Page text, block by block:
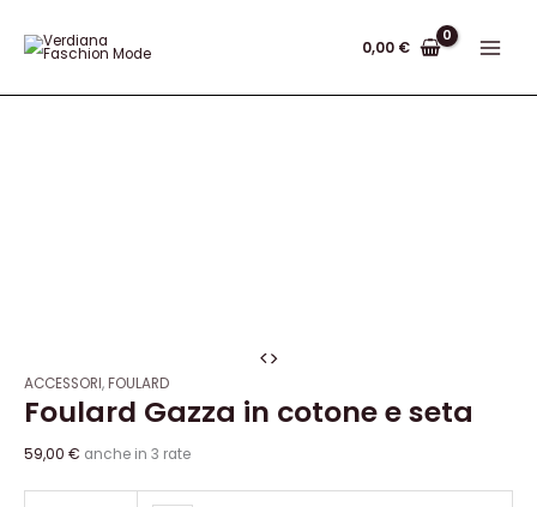
contenuto
0,00 €
ACCESSORI,FOULARD
Foulard Gazza in cotone e seta
59,00 € anche in 3 rate
Gazza
in
cotone
e
quantità